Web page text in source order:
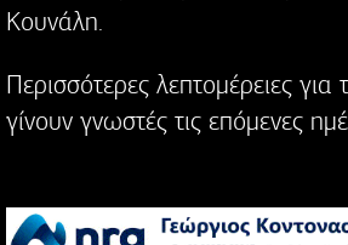
Κουνάλη.
Περισσότερες λεπτομέρειες
γίνουν γνωστές τις επόμενες